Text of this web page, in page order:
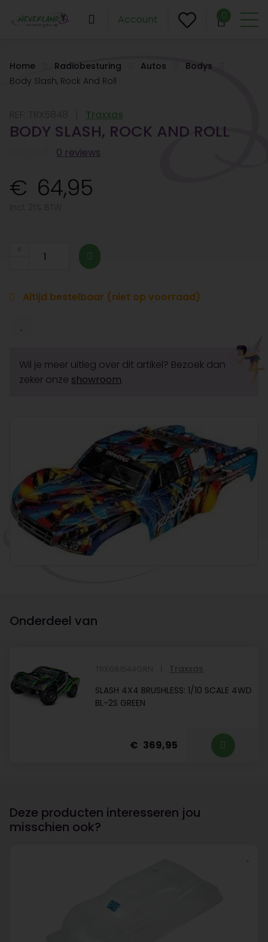
Account 0
Home Radiobesturing Autos
Bodys
Body Slash, Rock And Roll
Traxxas
BODY SLASH, ROCK AND ROLL
0 reviews
64,95
Altijd bestelbaar (niet op voorraad)
Wil je meer uitleg over dit artikel? Bezoek dan
zeker onze showroom.
Onderdeel van
TRX681544GRN
Traxxas
SLASH 4X4 BRUSHLESS: 1/10 SCALE 4WD
BL-2S GREEN
369,95
Deze producten interesseren jou
misschien ook?